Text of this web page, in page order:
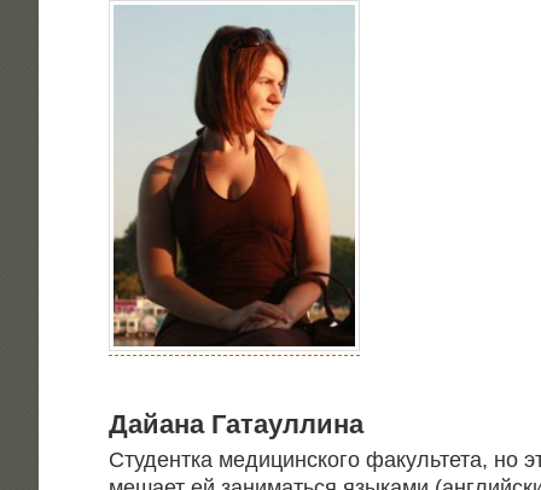
Дай­а­на Гатауллина
Сту­дент­ка меди­цин­ско­го факуль­те­та, но